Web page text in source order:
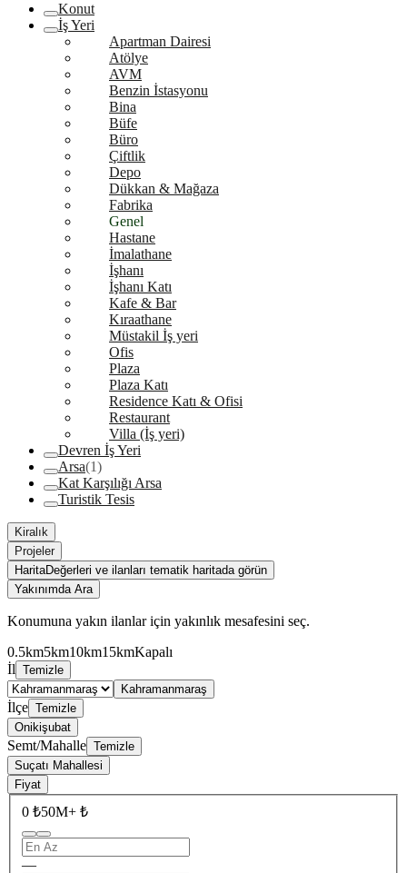
Konut
İş Yeri
Apartman Dairesi
Atölye
AVM
Benzin İstasyonu
Bina
Büfe
Büro
Çiftlik
Depo
Dükkan & Mağaza
Fabrika
Genel
Hastane
İmalathane
İşhanı
İşhanı Katı
Kafe & Bar
Kıraathane
Müstakil İş yeri
Ofis
Plaza
Plaza Katı
Residence Katı & Ofisi
Restaurant
Villa (İş yeri)
Devren İş Yeri
Arsa(1)
Kat Karşılığı Arsa
Turistik Tesis
Kiralık
Projeler
HaritaDeğerleri ve ilanları tematik haritada görün
Yakınımda Ara
Konumuna yakın ilanlar için yakınlık mesafesini seç.
0.5km5km10km15kmKapalı
İl Temizle
Kahramanmaraş
İlçe Temizle
Onikişubat
Semt/Mahalle Temizle
Suçatı Mahallesi
Fiyat
0 ₺50M+ ₺
—